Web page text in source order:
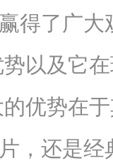
得了广
以及它
优势在
，还是